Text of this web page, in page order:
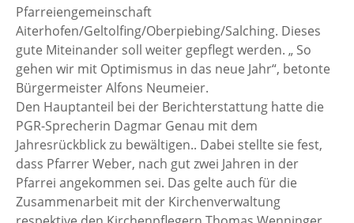
Pfarreiengemeinschaft
Aiterhofen/Geltolfing/Oberpiebing/Salching. Dieses
gute Miteinander soll weiter gepflegt werden. „ So
gehen wir mit Optimismus in das neue Jahr“, betonte
Bürgermeister Alfons Neumeier.
Den Hauptanteil bei der Berichterstattung hatte die
PGR-Sprecherin Dagmar Genau mit dem
Jahresrückblick zu bewältigen.. Dabei stellte sie fest,
dass Pfarrer Weber, nach gut zwei Jahren in der
Pfarrei angekommen sei. Das gelte auch für die
Zusammenarbeit mit der Kirchenverwaltung